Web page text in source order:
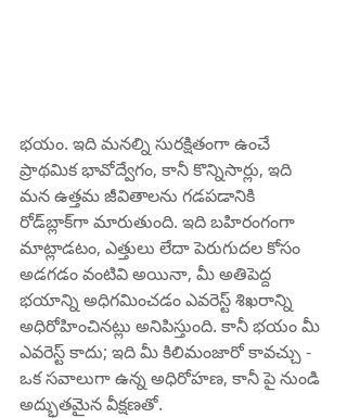
భయం. ఇది మనల్ని సురక్షితంగా ఉంచే
ప్రాథమిక భావోద్వేగం, కానీ కొన్నిసార్లు, ఇది
మన ఉత్తమ జీవితాలను గడపడానికి
రోడ్‌బ్లాక్‌గా మారుతుంది. ఇది బహిరంగంగా
మాట్లాడటం, ఎత్తులు లేదా పెరుగుదల కోసం
అడగడం వంటివి అయినా, మీ అతిపెద్ద
భయాన్ని అధిగమించడం ఎవరెస్ట్ శిఖరాన్ని
అధిరోహించినట్లు అనిపిస్తుంది. కానీ భయం మీ
ఎవరెస్ట్ కాదు; ఇది మీ కిలిమంజారో కావచ్చు -
ఒక సవాలుగా ఉన్న అధిరోహణ, కానీ పై నుండి
అద్భుతమైన వీక్షణతో.